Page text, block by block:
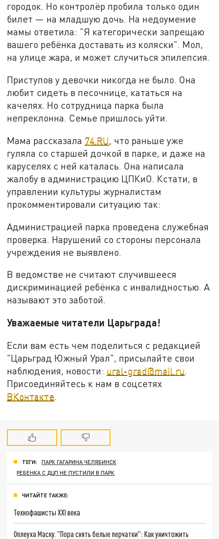
городок. Но контролёр пробила только один
билет — на младшую дочь. На недоумение
мамы ответила: "Я категорически запрещаю
вашего ребёнка доставать из коляски". Мол,
на улице жара, и может случиться эпилепсия.
Приступов у девочки никогда не было. Она
любит сидеть в песочнице, кататься на
качелях. Но сотрудница парка была
непреклонна. Семье пришлось уйти.
Мама рассказала 74.RU, что раньше уже
гуляла со старшей дочкой в парке, и даже на
каруселях с ней каталась. Она написала
жалобу в администрацию ЦПКиО. Кстати, в
управлении культуры журналистам
прокомментировали ситуацию так:
Администрацией парка проведена служебная
проверка. Нарушений со стороны персонала
учреждения не выявлено.
В ведомстве не считают случившееся
дискриминацией ребёнка с инвалидностью. А
называют это заботой.
Уважаемые читатели Царьграда!
Если вам есть чем поделиться с редакцией
"Царьград Южный Урал", присылайте свои
наблюдения, новости: ural-grad@mail.ru
Присоединяйтесь к нам в соцсетях
ВКонтакте
ТЕГИ:
ПАРК ГАГАРИНА ЧЕЛЯБИНСК
РЕБЕНКА С ДЦП НЕ ПУСТИЛИ В ПАРК
ЧИТАЙТЕ ТАКЖЕ:
Технофашисты XXI века
Оплеуха Маску. "Пора снять белые перчатки": Как уничтожить